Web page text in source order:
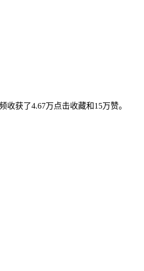
获了4.67万点击收藏和15万赞。